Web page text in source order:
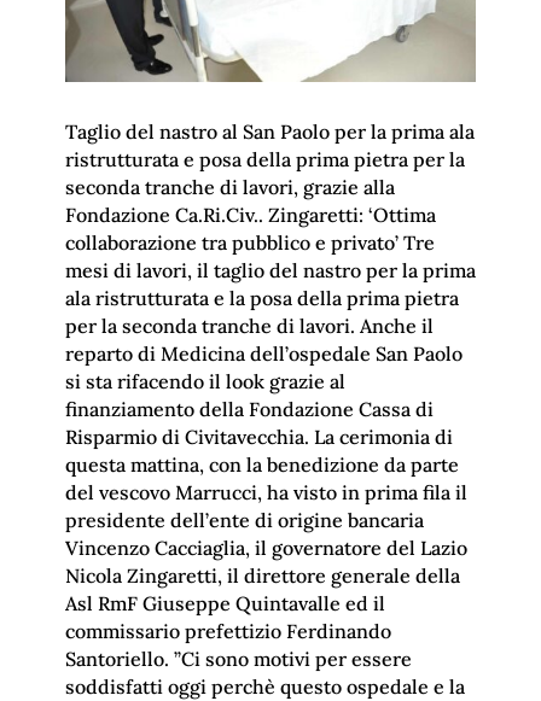
Taglio del nastro al San Paolo per la prima ala
ristrutturata e posa della prima pietra per la
seconda tranche di lavori, grazie alla
Fondazione Ca.Ri.Civ.. Zingaretti: ‘Ottima
collaborazione tra pubblico e privato’ Tre
mesi di lavori, il taglio del nastro per la prima
ala ristrutturata e la posa della prima pietra
per la seconda tranche di lavori. Anche il
reparto di Medicina dell’ospedale San Paolo
si sta rifacendo il look grazie al
finanziamento della Fondazione Cassa di
Risparmio di Civitavecchia. La cerimonia di
questa mattina, con la benedizione da parte
del vescovo Marrucci, ha visto in prima fila il
presidente dell’ente di origine bancaria
Vincenzo Cacciaglia, il governatore del Lazio
Nicola Zingaretti, il direttore generale della
Asl RmF Giuseppe Quintavalle ed il
commissario prefettizio Ferdinando
Santoriello. ”Ci sono motivi per essere
soddisfatti oggi perchè questo ospedale e la